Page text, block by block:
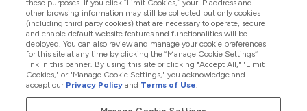
Okazje W Myprotein
2026 The Hut.com Ltd
these purposes. If you click “Limit Cookies,” your IP address and
other browsing information may still be collected but only cookies
(including third party cookies) that are necessary to operate, secure
and enable default website features and functionalities will be
deployed. You can also review and manage your cookie preferences
for this site at any time by clicking the “Manage Cookie Settings”
link in this banner. By using this site or clicking "Accept All," "Limit
Cookies," or "Manage Cookie Settings," you acknowledge and
accept our Privacy Policy and Terms of Use.